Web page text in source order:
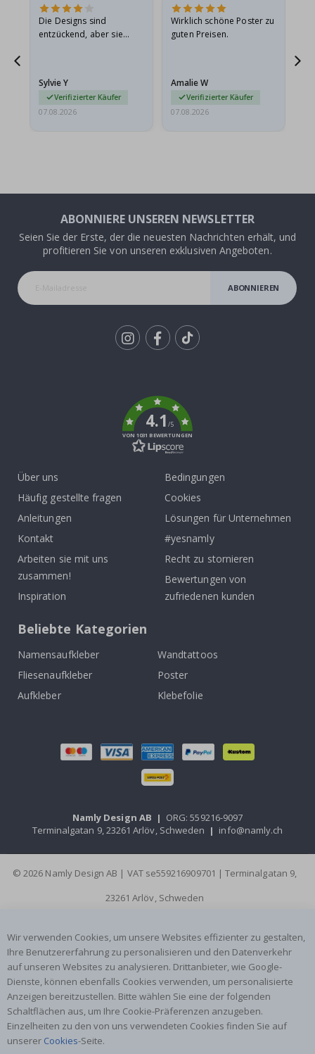
Die Designs sind
entzückend, aber sie
sie…
Sylvie Y
Verifizierter Käufer
07.08.2026
Wirklich schöne Poster zu
guten Preisen.
Amalie W
Verifizierter Käufer
07.08.2026
ABONNIERE UNSEREN NEWSLETTER
Seien Sie der Erste, der die neuesten Nachrichten erhält, und
profitieren Sie von unseren exklusiven Angeboten.
ABONNIEREN
4.1/5
VON 1031 BEWERTUNGEN
Über uns
Häufig gestellte fragen
Anleitungen
Kontakt
Arbeiten sie mit uns
zusammen!
Inspiration
Bedingungen
Cookies
Lösungen für Unternehmen
#yesnamly
Recht zu stornieren
Bewertungen von
zufriedenen kunden
Beliebte Kategorien
Namensaufkleber
Wandtattoos
Fliesenaufkleber
Poster
Aufkleber
Klebefolie
Namly Design AB | ORG: 559216-9097
Terminalgatan 9, 23261 Arlöv, Schweden | info@namly.ch
© 2026 Namly Design AB | VAT se559216909701 | Terminalgatan 9,
23261 Arlöv, Schweden
Wir verwenden Cookies, um unsere Websites effizienter zu gestalten,
Ihre Benutzererfahrung zu personalisieren und den Datenverkehr
auf unseren Websites zu analysieren. Drittanbieter, wie Google-
Dienste, können ebenfalls Cookies verwenden, um personalisierte
Anzeigen bereitzustellen. Bitte wählen Sie eine der folgenden
Schaltflächen aus, um Ihre Cookie-Präferenzen anzugeben.
Einzelheiten zu den von uns verwendeten Cookies finden Sie auf
unserer Cookies-Seite.